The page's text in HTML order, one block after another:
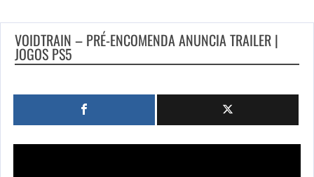
VOIDTRAIN – PRÉ-ENCOMENDA ANUNCIA TRAILER |
JOGOS PS5